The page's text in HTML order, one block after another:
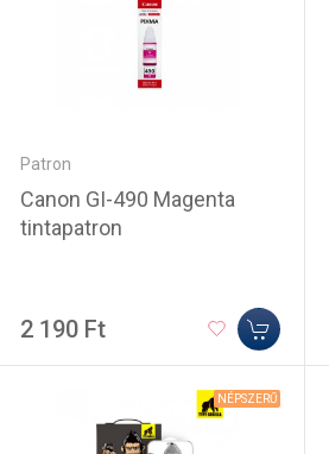
Patron
Canon GI-490 Magenta
tintapatron
2 190 Ft
NÉPSZERŰ